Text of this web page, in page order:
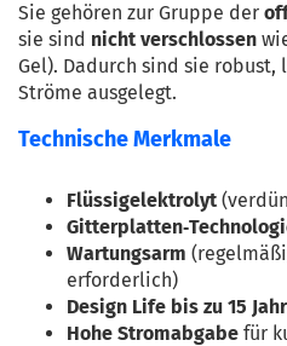
Sie gehören zur Gruppe der
sie sind nicht verschlossen
Gel). Dadurch sind sie
Ströme ausgelegt.
Technische Merkmale
Flüssigelektrolyt
Wartungsarm
erforderlich)
Design Life bis zu 15
Hohe Stromabgabe für